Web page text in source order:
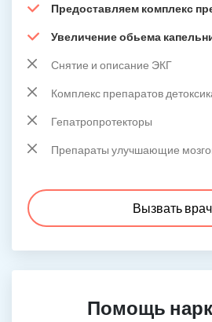
Предоставляем комплекс
Увеличение обьема
Снятие и описание ЭКГ
Комплекс препаратов
Гепатропротекторы
Препараты улучшающие
Вызвать
Помощь